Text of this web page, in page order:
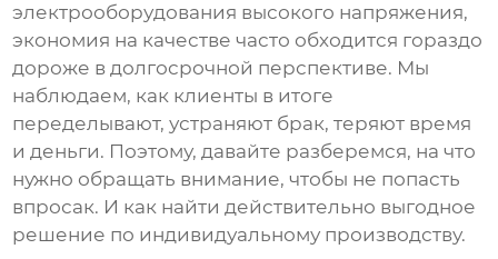
электрооборудования высокого напряжения,
экономия на качестве часто обходится гораздо
дороже в долгосрочной перспективе. Мы
наблюдаем, как клиенты в итоге
переделывают, устраняют брак, теряют время
и деньги. Поэтому, давайте разберемся, на что
нужно обращать внимание, чтобы не попасть
впросак. И как найти действительно выгодное
решение по индивидуальному производству.